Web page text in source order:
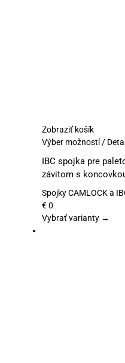
Zobraziť košík
Výber možností Tento
má
si
/
IBC spojka pre
závitom s
Spojky CAMLOCK a
€0
Vybrať varianty →